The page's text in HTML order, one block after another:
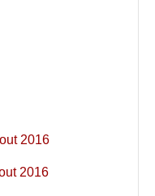
2016
2016